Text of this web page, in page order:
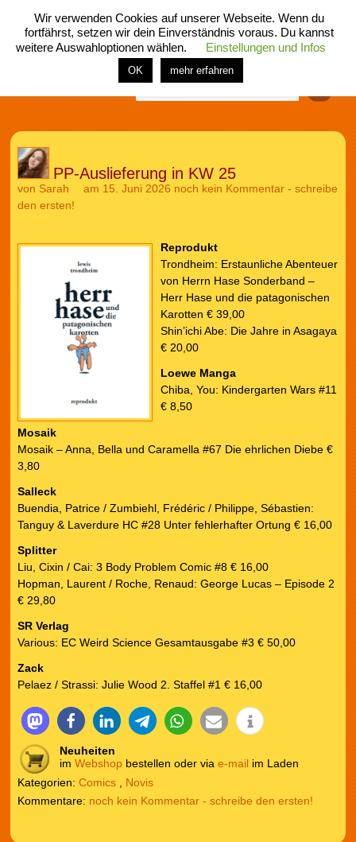
menü
home rubrik buch comic spiel fotos shop
PP-Auslieferung in KW 25
von Sarah am 15. Juni 2026 noch kein Kommentar - schreibe
den ersten!
Reprodukt
Trondheim: Erstaunliche Abenteuer
von Herrn Hase Sonderband –
Herr Hase und die patagonischen
Karotten € 39,00
Shin’ichi Abe: Die Jahre in Asagaya
€ 20,00
Loewe Manga
Chiba, You: Kindergarten Wars #11
€ 8,50
Mosaik
Mosaik – Anna, Bella und Caramella #67 Die ehrlichen Diebe €
3,80
Salleck
Buendia, Patrice / Zumbiehl, Frédéric / Philippe, Sébastien:
Tanguy & Laverdure HC #28 Unter fehlerhafter Ortung € 16,00
Splitter
Liu, Cixin / Cai: 3 Body Problem Comic #8 € 16,00
Hopman, Laurent / Roche, Renaud: George Lucas – Episode 2
€ 29,80
SR Verlag
Various: EC Weird Science Gesamtausgabe #3 € 50,00
Zack
Pelaez / Strassi: Julie Wood 2. Staffel #1 € 16,00
Neuheiten
im Webshop bestellen oder via e-mail im Laden
Kategorien: Comics, Novis
noch kein Kommentar - schreibe den ersten!
Wir verwenden Cookies auf unserer Webseite. Wenn du
fortfährst, setzen wir dein Einverständnis voraus. Du kannst
weitere Auswahloptionen wählen.
Einstellungen und Infos
OK mehr erfahren